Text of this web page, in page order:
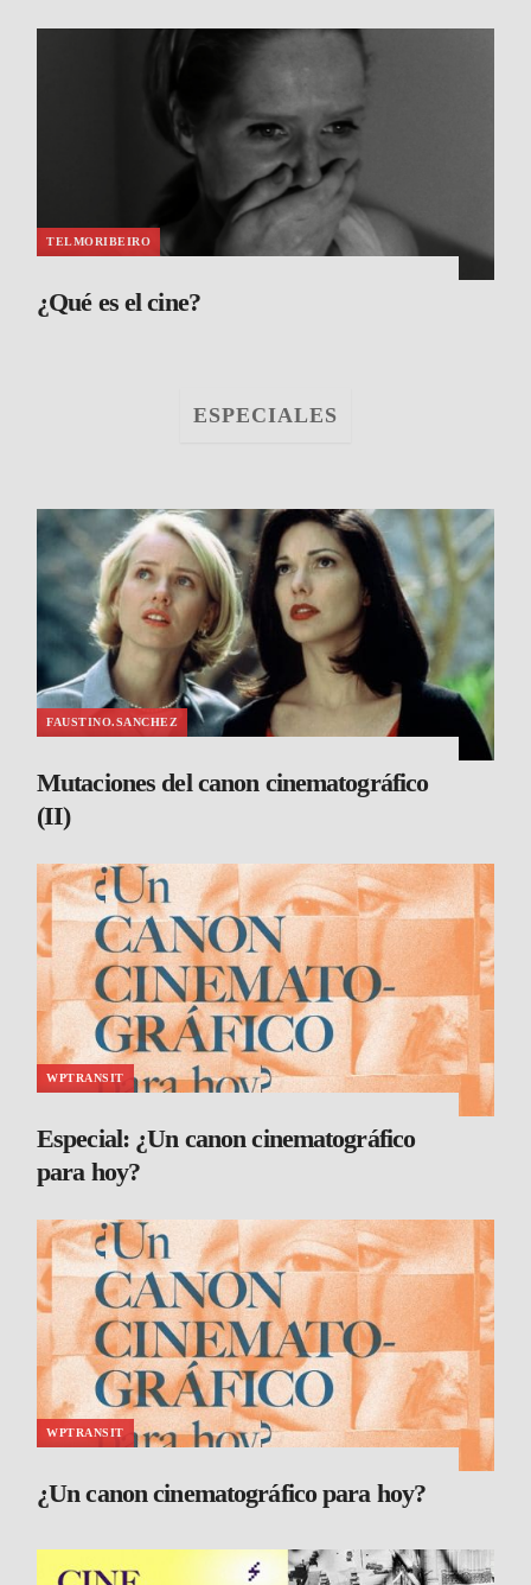
TELMORIBEIRO
¿Qué es el cine?
ESPECIALES
FAUSTINO.SANCHEZ
Mutaciones del canon cinematográfico
(II)
WPTRANSIT
Especial: ¿Un canon cinematográfico
para hoy?
WPTRANSIT
¿Un canon cinematográfico para hoy?